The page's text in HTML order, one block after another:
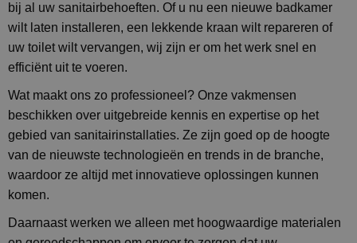
bij al uw sanitairbehoeften. Of u nu een nieuwe badkamer
wilt laten installeren, een lekkende kraan wilt repareren of
uw toilet wilt vervangen, wij zijn er om het werk snel en
efficiënt uit te voeren.
Wat maakt ons zo professioneel? Onze vakmensen
beschikken over uitgebreide kennis en expertise op het
gebied van sanitairinstallaties. Ze zijn goed op de hoogte
van de nieuwste technologieën en trends in de branche,
waardoor ze altijd met innovatieve oplossingen kunnen
komen.
Daarnaast werken we alleen met hoogwaardige materialen